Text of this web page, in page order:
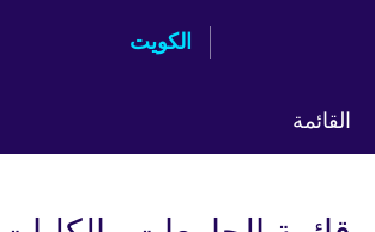
الكويت
القائمة